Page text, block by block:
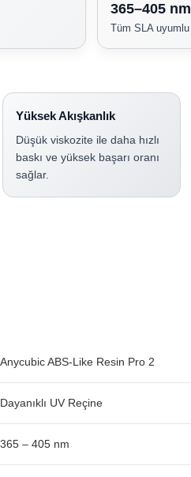
365–405 nm
Tüm SLA uyumlu
Yüksek Akışkanlık
Düşük viskozite ile daha hızlı
baskı ve yüksek başarı oranı
sağlar.
Anycubic ABS-Like Resin Pro 2
Dayanıklı UV Reçine
365 – 405 nm